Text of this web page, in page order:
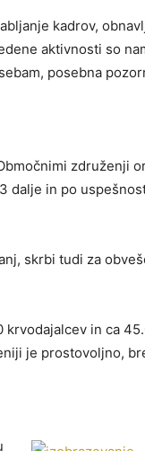
kadrov,
aktivnosti so
posebna
združenji
dalje in po
skrbi tudi za
krvodajalcev in ca
je prostovoljno,